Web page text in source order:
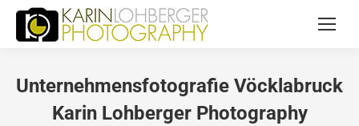
Unternehmensfotografie Vöcklabruck
Karin Lohberger Photography